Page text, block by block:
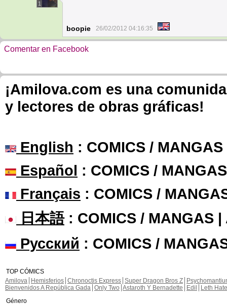
1
boopie 26/02/2012 04:16:35
Comentar en Facebook
¡Amilova.com es una
y lectores de obras gráficas!
English : COMICS /
Español : COMICS /
Français : COMICS /
日本語: COMICS / MANGAS |
Русский : COMICS /
TOP CÓMICS
Amilova
Hemisferios Chronoctis Express Super Dragon Bros Z
Bienvenidos A República Gada Only Two Astaroth Y Bernadette Edil
Leth Hate
Género